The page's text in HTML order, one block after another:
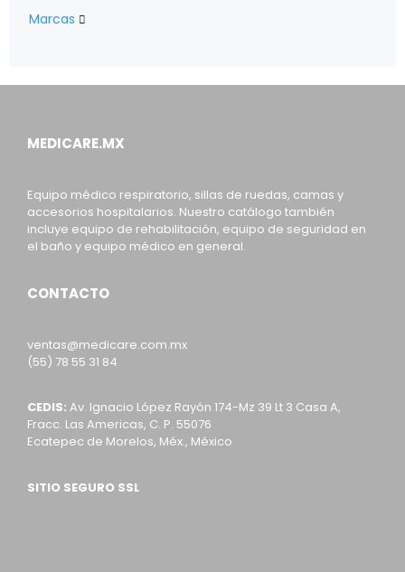
Marcas 
MEDICARE.MX
Equipo médico respiratorio, sillas de ruedas, camas y
accesorios hospitalarios. Nuestro catálogo también
incluye equipo de rehabilitación, equipo de seguridad en
el baño y equipo médico en general.
CONTACTO
ventas@medicare.com.mx
(55) 78 55 31 84
CEDIS: Av. Ignacio López Rayón 174-Mz 39 Lt 3 Casa A,
Fracc. Las Americas, C. P. 55076
Ecatepec de Morelos, Méx., México
SITIO SEGURO SSL